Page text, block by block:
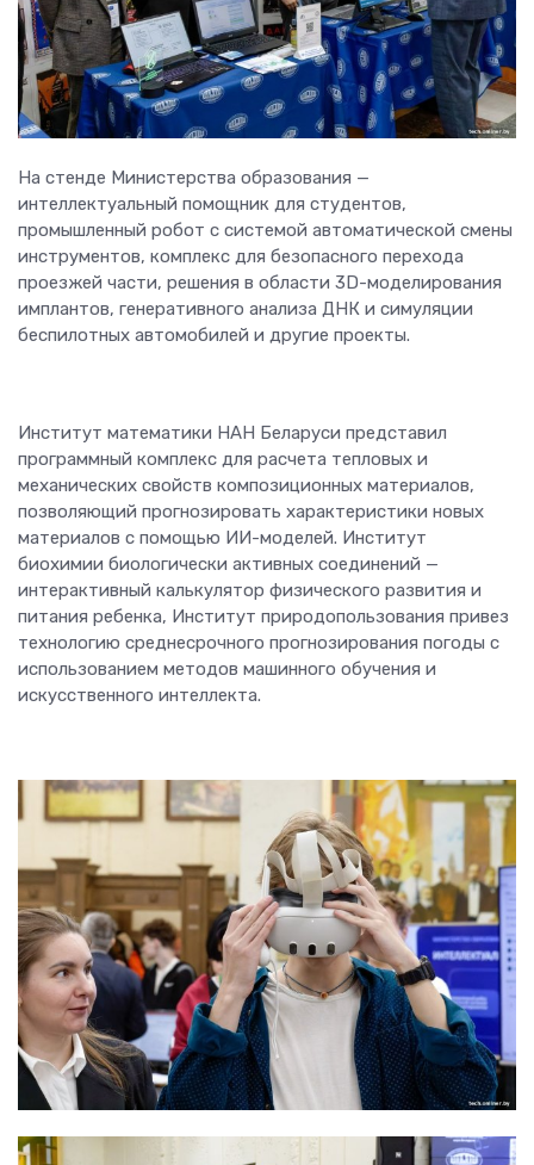
На стенде Министерства образования —
интеллектуальный помощник для студентов,
промышленный робот с системой автоматической смены
инструментов, комплекс для безопасного перехода
проезжей части, решения в области 3D-моделирования
имплантов, генеративного анализа ДНК и симуляции
беспилотных автомобилей и другие проекты.
Институт математики НАН Беларуси представил
программный комплекс для расчета тепловых и
механических свойств композиционных материалов,
позволяющий прогнозировать характеристики новых
материалов с помощью ИИ-моделей. Институт
биохимии биологически активных соединений —
интерактивный калькулятор физического развития и
питания ребенка, Институт природопользования привез
технологию среднесрочного прогнозирования погоды с
использованием методов машинного обучения и
искусственного интеллекта.